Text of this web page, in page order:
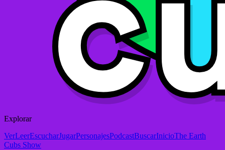
Explorar
VerLeerEscucharJugarPersonajesPodcastBuscarInicioThe Earth
Cubs Show